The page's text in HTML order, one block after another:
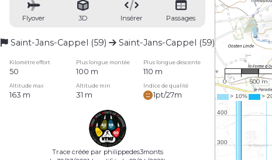
Flyover 3D Insérer Passages
Saint-Jans-Cappel (59) Saint-Jans-Cappel (59)
Kilomètre effort Plus longue montée Plus longue descente
50 100 m 110 m
Altitude max Altitude min Indice de qualité
163 m 31 m 1pt/27m
Trace créée par philippedes3monts
1 : 30,755
0 500 m